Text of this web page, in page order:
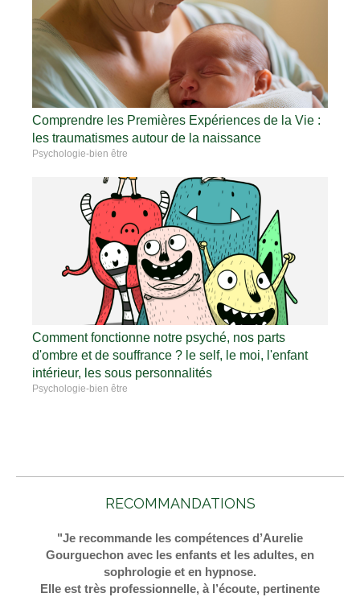
Comprendre les Premières Expériences de la Vie :
les traumatismes autour de la naissance
Psychologie-bien être
Comment fonctionne notre psyché, nos parts
d'ombre et de souffrance ? le self, le moi, l'enfant
intérieur, les sous personnalités
Psychologie-bien être
RECOMMANDATIONS
"Je recommande les compétences d’Aurelie
Gourguechon avec les enfants et les adultes, en
sophrologie et en hypnose.
Elle est très professionnelle, à l’écoute, pertinente